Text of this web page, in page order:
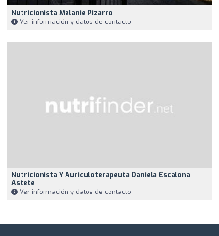
Nutricionista Melanie Pizarro
Ver información y datos de contacto
Nutricionista Y Auriculoterapeuta Daniela Escalona
Astete
Ver información y datos de contacto